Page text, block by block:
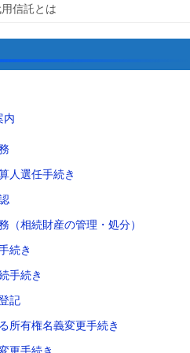
信託とは
内
人選任手続き
（相続財産の管理・処分）
続き
手続き
記
所有権名義変更手続き
更手続き